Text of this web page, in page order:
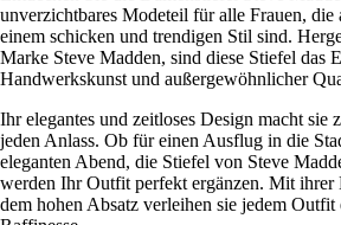
unverzichtbares Modeteil für alle Frauen, die
einem schicken und trendigen Stil sind.
Marke Steve Madden, sind diese Stiefel das
Handwerkskunst und außergewöhnlicher
Ihr elegantes und zeitloses Design macht sie
jeden Anlass. Ob für einen Ausflug in die
eleganten Abend, die Stiefel von Steve
werden Ihr Outfit perfekt ergänzen. Mit ihrer
dem hohen Absatz verleihen sie jedem